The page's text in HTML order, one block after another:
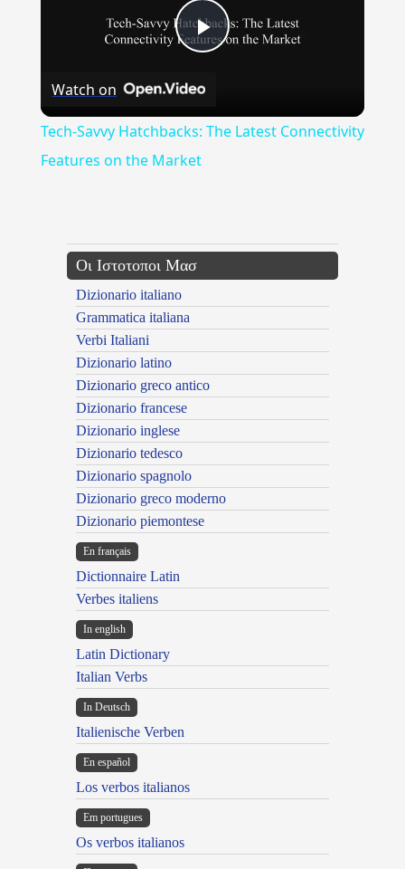
Play
Watch on
Tech-Savvy Hatchbacks: The Latest Connectivity
Features on the Market
Οι Ιστοτοποι Μασ
Dizionario italiano
Grammatica italiana
Verbi Italiani
Dizionario latino
Dizionario greco antico
Dizionario francese
Dizionario inglese
Dizionario tedesco
Dizionario spagnolo
Dizionario greco moderno
Dizionario piemontese
En français
Dictionnaire Latin
Verbes italiens
In english
Latin Dictionary
Italian Verbs
In Deutsch
Italienische Verben
En español
Los verbos italianos
Em portugues
Os verbos italianos